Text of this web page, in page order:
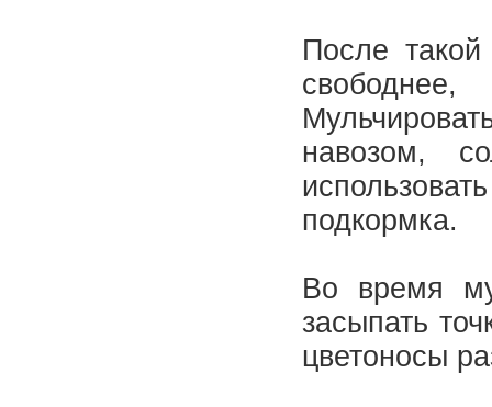
После
навозом,
подкормка.
Во время
засыпать
цветоносы